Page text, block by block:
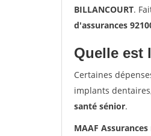
BILLANCOURT.
d'assurances
Quelle est
Certaines
implants
santé sénior.
MAAF